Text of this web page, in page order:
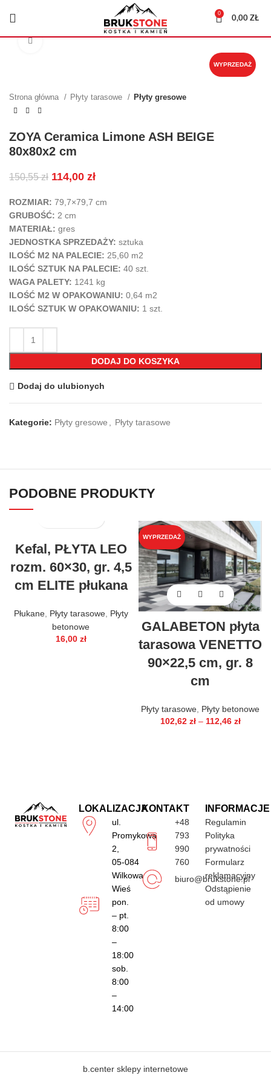
0
0,00ZŁ
WYPRZEDAŻ
Strona główna Płyty tarasowe Płyty gresowe
ZOYA Ceramica Limone ASH BEIGE
80x80x2 cm
150,55zł 114,00 zł
ROZMIAR: 79,7×79,7 cm
GRUBOŚĆ: 2 cm
MATERIAŁ: gres
JEDNOSTKA SPRZEDAŻY: sztuka
ILOŚĆ M2 NA PALECIE: 25,60 m2
ILOŚĆ SZTUK NA PALECIE: 40 szt.
WAGA PALETY: 1241 kg
ILOŚĆ M2 W OPAKOWANIU: 0,64 m2
ILOŚĆ SZTUK W OPAKOWANIU: 1 szt.
DODAJ DO KOSZYKA
Dodaj do ulubionych
Kategorie: Płyty gresowe Płyty tarasowe
PODOBNE PRODUKTY
Kefal, PŁYTA LEO
rozm. 60×30, gr. 4,5
cm ELITE płukana
Płukane, Płyty tarasowe, Płyty
betonowe
16,00 zł
WYPRZEDAŻ
GALABETON płyta
tarasowa VENETTO
90×22,5 cm, gr. 8
cm
Płyty tarasowe Płyty betonowe
102,62 zł – 112,46 zł
LOKALIZACJA
ul.
Promykowa
2,
05-084
Wilkowa
Wieś
pon.
– pt.
8:00
–
18:00
sob.
8:00
–
14:00
KONTAKT
+48
793
990
760
biuro@brukstone.pl
INFORMACJE
Regulamin
Polityka
prywatności
Formularz
reklamacyjny
Odstąpienie
od umowy
b.center sklepy internetowe